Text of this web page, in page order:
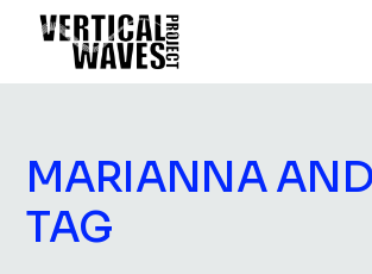
Skip
content
MARIANNA
TAG